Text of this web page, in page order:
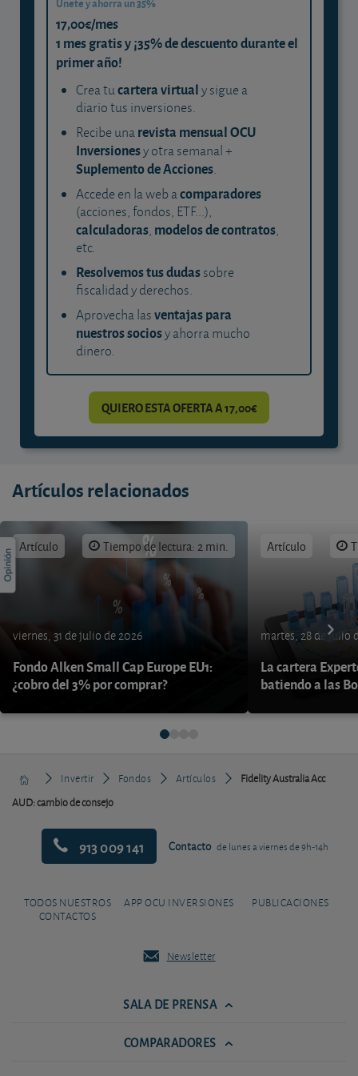
17,00€/mes
1 mes gratis y ¡35% de descuento durante el
primer año!
Crea tucartera virtualy sigue a
diario tus inversiones.
Recibe unarevista mensual OCU
Inversionesy otra semanal +
Suplemento de Acciones.
Accede en la web acomparadores
(acciones, fondos, ETF...),
calculadoras, modelos de contratos,
etc.
Resolvemos tus dudassobre
fiscalidad y derechos.
Aprovecha lasventajas para
nuestros sociosy ahorra mucho
dinero.
QUIERO ESTA OFERTA A 17,00€
Artículos relacionados
Artículo Tiempo de lectura: 2 min.
viernes, 31 de julio de 2026
Fondo Alken Small Cap Europe EU1:
¿cobro del 3% por comprar?
Artículo
martes, 28 de julio
La cartera
batiendo a las
Invertir Fondos Artículos
Fidelity Australia Acc
AUD: cambio de consejo
913 009 141 Contacto de lunes a viernes de 9h-14h
TODOS NUESTROS
CONTACTOS
APP OCU INVERSIONES PUBLICACIONES
Newsletter
SALA DE PRENSA
COMPARADORES